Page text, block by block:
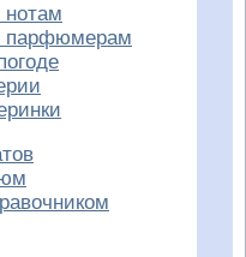
парфюмерам